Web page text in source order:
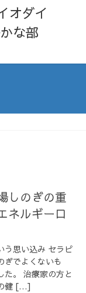
オダイ
な部
しのぎの重
ルギーロ
う思い込み セラピ
ぎでよくないも
た。 治療家の方と
健 […]